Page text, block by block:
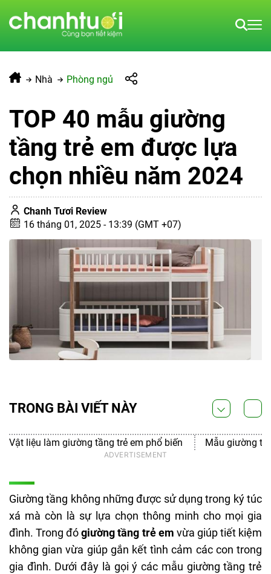
Nhà Phòng ngủ
TOP 40 mẫu giường
tầng trẻ em được lựa
chọn nhiều năm 2024
Chanh Tươi Review
16 tháng 01, 2025 - 13:39 (GMT +07)
Giường tầng không những được sử dụng trong ký túc
xá mà còn là sự lựa chọn thông minh cho mọi gia
đình. Trong đógiường tầng trẻ em vừa giúp tiết kiệm
không gian vừa giúp gắn kết tình cảm các con trong
gia đình. Dưới đây là gọi ý các mẫu giường tầng trẻ
TRONG BÀI VIẾT NÀY
Vật liệu làm giường tầng trẻ em phổ biến Mẫu giường